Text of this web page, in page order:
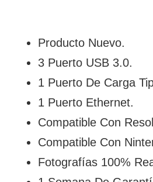
Producto Nuevo.
3 Puerto USB 3.0.
1 Puerto De Carga
1 Puerto Ethernet.
Compatible Con
Compatible Con
Fotografías 100%